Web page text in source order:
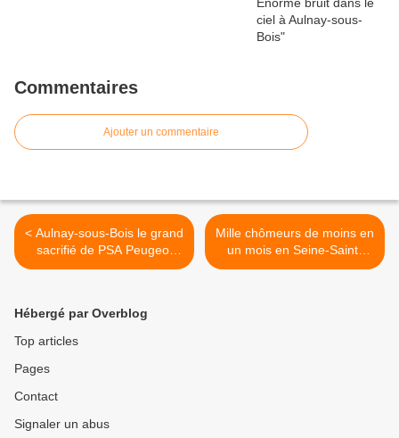
Commentaires
Ajouter un commentaire
< Aulnay-sous-Bois le grand
sacrifié de PSA Peugeot
Citroën
Mille chômeurs de moins en
un mois en Seine-Saint-
Denis ! >
Hébergé par Overblog
Top articles
Pages
Contact
Signaler un abus